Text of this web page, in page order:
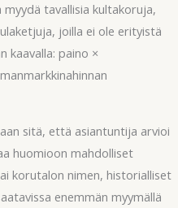
tavallisia kultakoruja,
joilla ei ole erityistä
kaavalla: paino ×
sitä, että asiantuntija arvioi
huomioon mahdolliset
korutalon nimen, historialliset
enemmän myymällä